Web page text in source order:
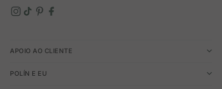
APOIO AO CLIENTE
POLÍN E EU